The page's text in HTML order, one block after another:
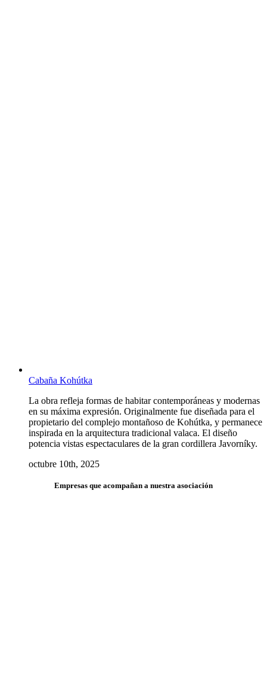
Cabaña Kohútka
La obra refleja formas de habitar contemporáneas y modernas
en su máxima expresión. Originalmente fue diseñada para el
propietario del complejo montañoso de Kohútka, y permanece
inspirada en la arquitectura tradicional valaca. El diseño
potencia vistas espectaculares de la gran cordillera Javorníky.
octubre 10th, 2025
Empresas que acompañan a nuestra asociación